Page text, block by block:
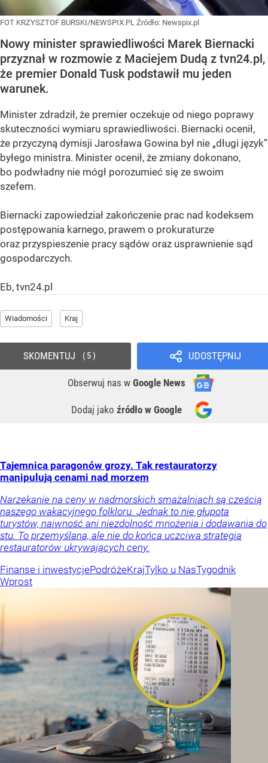
FOT KRZYSZTOF BURSKI/NEWSPIX.PL Źródło: Newspix.pl
Nowy minister sprawiedliwości Marek Biernacki
przyznał w rozmowie z Maciejem Dudą z tvn24.pl,
że premier Donald Tusk podstawił mu jeden
warunek.
Minister zdradził, że premier oczekuje od niego poprawy
skuteczności wymiaru sprawiedliwości. Biernacki ocenił,
że przyczyną dymisji Jarosława Gowina był nie „długi język”
byłego ministra. Minister ocenił, że zmiany dokonano,
bo podwładny nie mógł porozumieć się ze swoim
szefem.
Biernacki zapowiedział zakończenie prac nad kodeksem
postępowania karnego, prawem o prokuraturze
oraz przyspieszenie pracy sądów oraz usprawnienie sąd
gospodarczych.
Eb, tvn24.pl
Wiadomości Kraj
UDOSTĘPNIJ
Obserwuj nas w Google News
Dodaj jako źródło w Google
SKOMENTUJ 5
Tajemnica paragonów grozy. Tak restauratorzy
manipulują cenami nad morzem
Narzekanie na ceny w nadmorskich smażalniach są częścią
naszego wakacyjnego folkloru. Jednak to nie głupota
turystów, naiwność ani niezdolność mnożenia i dodawania do
stu. To przemyślana, ale nie do końca uczciwa strategia
restauratorów ukrywających ceny.
Finanse i inwestycjePodróżeKrajTylko u NasTygodnik
Wprost